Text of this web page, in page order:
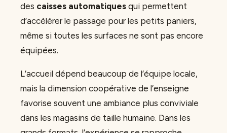
des caisses automatiques qui permettent
d’accélérer le passage pour les petits paniers,
même si toutes les surfaces ne sont pas encore
équipées.
L’accueil dépend beaucoup de l’équipe locale,
mais la dimension coopérative de l’enseigne
favorise souvent une ambiance plus conviviale
dans les magasins de taille humaine. Dans les